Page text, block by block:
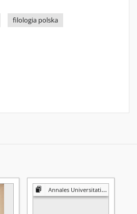
filologia polska
Annales Universitatis Mariae Curie-Skłodowska. Sectio FF, Philologiae